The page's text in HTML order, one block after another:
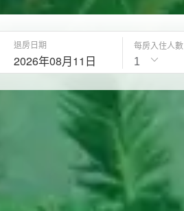
退房日期
2026年08月11日
每房入住人數